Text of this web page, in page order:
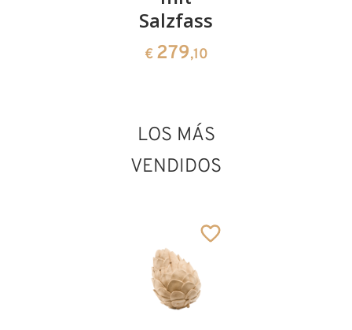
Añadido al carrito
Salzfass
€ 279,10
LOS MÁS
VENDIDOS